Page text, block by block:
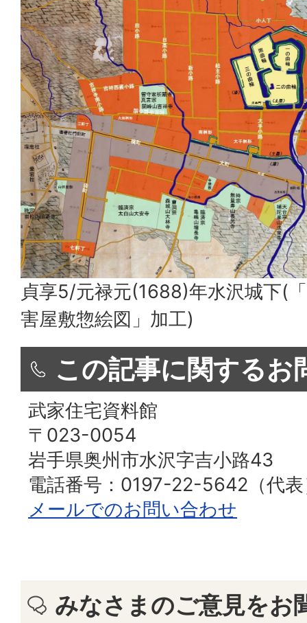
貞享5/元禄元(1688)年水沢城下(
害屋敷惣絵図」加工)
この記事に関するお
武家住宅資料館
〒023-0054
岩手県奥州市水沢字吉小路43
電話番号：0197-22-5642（代
メールでのお問い合わせ
みなさまのご意見をお